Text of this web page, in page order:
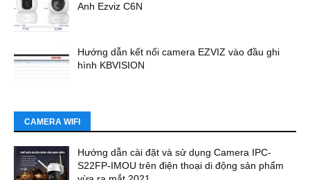
Anh Ezviz C6N
Hướng dẫn kết nối camera EZVIZ vào đầu ghi
hình KBVISION
CAMERA WIFI
Hướng dẫn cài đặt và sử dụng Camera IPC-
S22FP-IMOU trên điện thoại di động sản phẩm